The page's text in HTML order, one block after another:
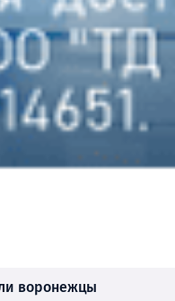
воронежцы